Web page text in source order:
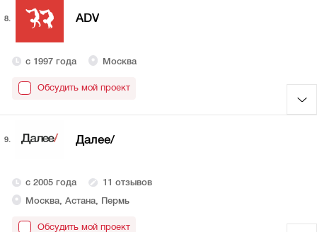
8. ADV
с 1997 года Москва
Обсудить мой проект
9. Далее/
с 2005 года
11 отзывов
Москва, Астана, Пермь
Обсудить мой проект